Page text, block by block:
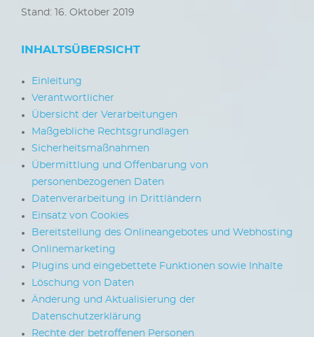
Stand: 16. Oktober 2019
INHALTSÜBERSICHT
Einleitung
Verantwortlicher
Übersicht der Verarbeitungen
Maßgebliche Rechtsgrundlagen
Sicherheitsmaßnahmen
Übermittlung und Offenbarung von
personenbezogenen Daten
Datenverarbeitung in Drittländern
Einsatz von Cookies
Bereitstellung des Onlineangebotes und Webhosting
Onlinemarketing
Plugins und eingebettete Funktionen sowie Inhalte
Löschung von Daten
Änderung und Aktualisierung der
Datenschutzerklärung
Rechte der betroffenen Personen